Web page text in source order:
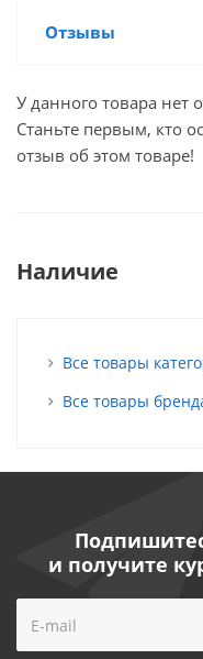
Отзывы
У данного товара нет
Станьте первым, кто
отзыв об этом товаре!
Наличие
Все товары
Все товары
и получите